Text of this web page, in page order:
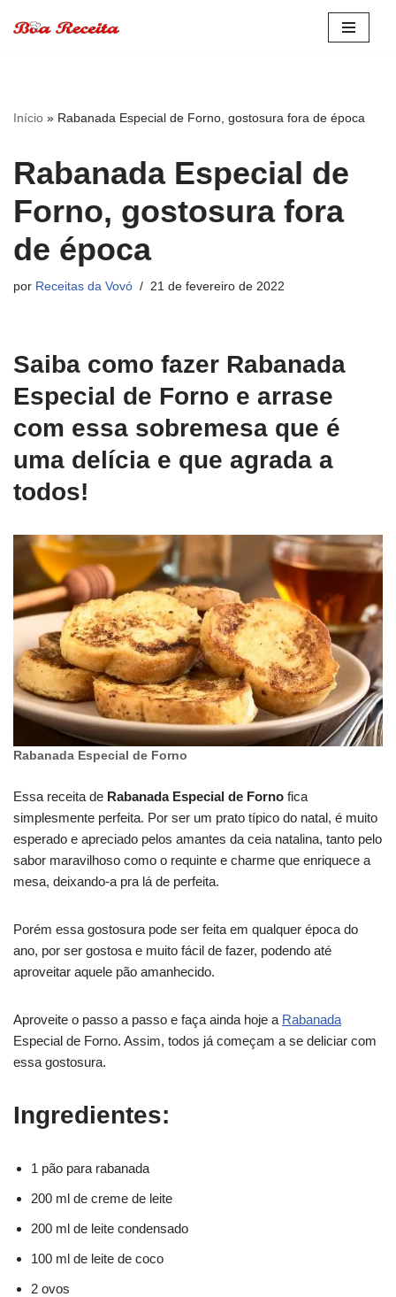
conteúdo
Início » Rabanada Especial de Forno, gostosura fora de época
Rabanada Especial de
Forno, gostosura fora
de época
por Receitas da Vovó 21 de fevereiro de 2022
Saiba como fazer Rabanada
Especial de Forno e arrase
com essa sobremesa que é
uma delícia e que agrada a
todos!
Rabanada Especial de Forno
Essa receita de Rabanada Especial de Forno fica
simplesmente perfeita. Por ser um prato típico do natal, é muito
esperado e apreciado pelos amantes da ceia natalina, tanto pelo
sabor maravilhoso como o requinte e charme que enriquece a
mesa, deixando-a pra lá de perfeita.
Porém essa gostosura pode ser feita em qualquer época do
ano, por ser gostosa e muito fácil de fazer, podendo até
aproveitar aquele pão amanhecido.
Aproveite o passo a passo e faça ainda hoje a Rabanada
Especial de Forno. Assim, todos já começam a se deliciar com
essa gostosura.
Ingredientes:
1 pão para rabanada
200 ml de creme de leite
200 ml de leite condensado
100 ml de leite de coco
2 ovos